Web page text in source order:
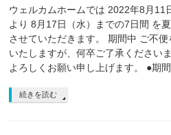
ウェルカムホームでは 2022年8月11
より 8月17日（水）までの7日間 を
させていただきます。 期間中 ご不便
いたしますが、何卒ご了承ください
よろしくお願い申し上げます。 ●期
続きを読む